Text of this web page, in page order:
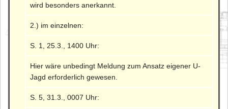
wird besonders anerkannt.
2.) im einzelnen:
S. 1, 25.3., 1400 Uhr:
Hier wäre unbedingt Meldung zum Ansatz eigener U-
Jagd erforderlich gewesen.
S. 5, 31.3., 0007 Uhr: